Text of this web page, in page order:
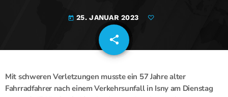
today 25. JANUAR 2023
share
email
Mit schweren Verletzungen musste ein 57 Jahre alter
Fahrradfahrer nach einem Verkehrsunfall in Isny am Dienstag